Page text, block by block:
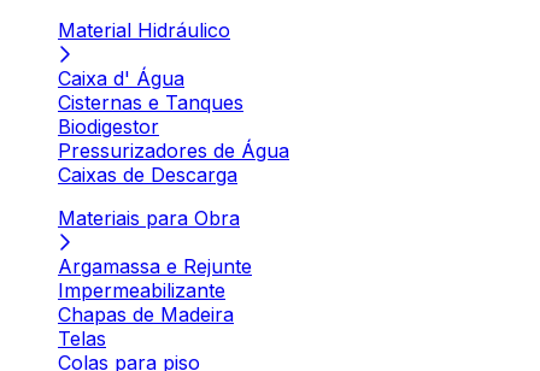
Material Hidráulico
Caixa d' Água
Cisternas e Tanques
Biodigestor
Pressurizadores de Água
Caixas de Descarga
Materiais para Obra
Argamassa e Rejunte
Impermeabilizante
Chapas de Madeira
Telas
Colas para piso